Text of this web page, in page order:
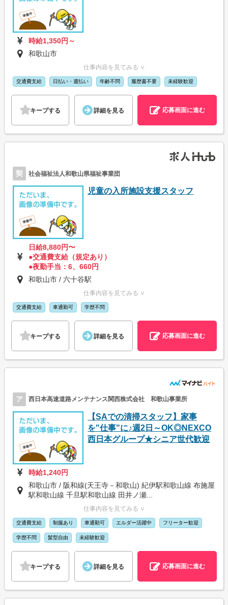
時給1,350円～
和歌山市
仕事内容を見てみる ∨
交通費支給 日払い・週払い 年齢不問 履歴書不要 未経験歓迎
キープする 詳細を見る 応募画面に進む
契 社会福祉法人和歌山県福祉事業団
児童の入所施設支援スタッフ
日給8,880円〜
●交通費支給（規定あり）
●夜勤手当：6、660円
和歌山市 / 六十谷駅
仕事内容を見てみる ∨
交通費支給 車通勤可 学歴不問
キープする 詳細を見る 応募画面に進む
ア 西日本高速道路メンテナンス関西株式会社 和歌山事業所
【SAでの清掃スタッフ】家事
を"仕事"に♪週2日～OK◎NEXCO
西日本グループ★シニア世代歓迎
時給1,240円
和歌山市 / 阪和線(天王寺－和歌山) 紀伊駅和歌山線 布施屋
駅和歌山線 千旦駅和歌山線 田井ノ瀬...
仕事内容を見てみる ∨
交通費支給 制服あり 車通勤可 エルダー活躍中 フリーター歓迎
学歴不問 髪型自由 未経験歓迎
キープする 詳細を見る 応募画面に進む